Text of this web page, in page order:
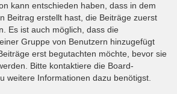
kann entschieden haben, dass in dem
Beitrag erstellt hast, die Beiträge zuerst
Es ist auch möglich, dass die
Gruppe von Benutzern hinzugefügt
erst begutachten möchte, bevor sie
Bitte kontaktiere die Board-
weitere Informationen dazu benötigst.